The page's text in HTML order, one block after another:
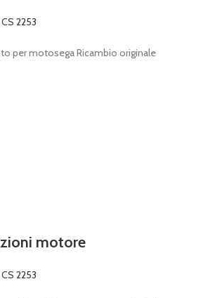
CS 2253
per motosega Ricambio originale
motore
CS 2253